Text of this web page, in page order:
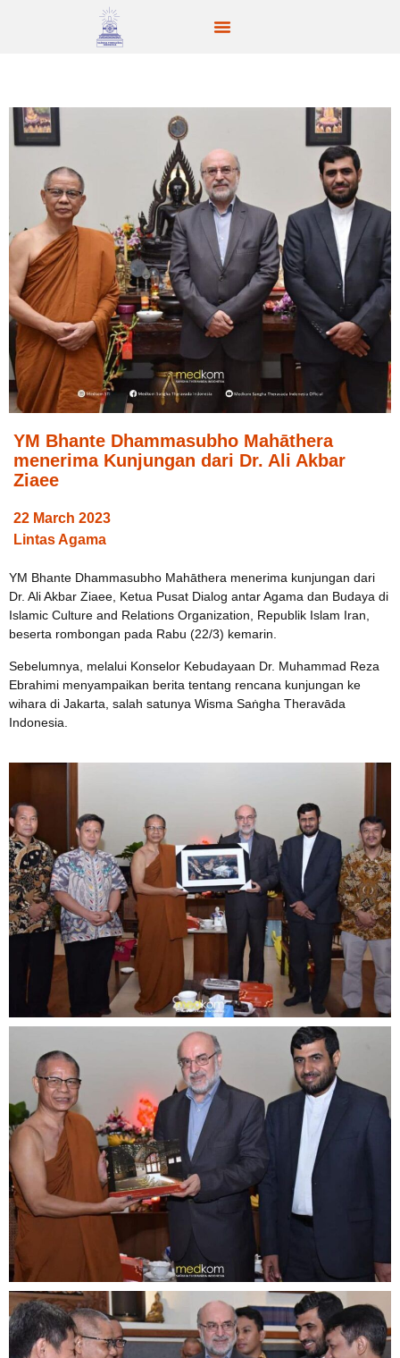
YM Bhante Dhammasubho Mahāthera
menerima Kunjungan dari Dr. Ali Akbar
Ziaee
22 March 2023
Lintas Agama
YM Bhante Dhammasubho Mahāthera menerima kunjungan dari
Dr. Ali Akbar Ziaee, Ketua Pusat Dialog antar Agama dan Budaya di
Islamic Culture and Relations Organization, Republik Islam Iran,
beserta rombongan pada Rabu (22/3) kemarin.
Sebelumnya, melalui Konselor Kebudayaan Dr. Muhammad Reza
Ebrahimi menyampaikan berita tentang rencana kunjungan ke
wihara di Jakarta, salah satunya Wisma Saṅgha Theravāda
Indonesia.